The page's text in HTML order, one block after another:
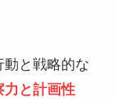
動と戦略的な
力と計画性